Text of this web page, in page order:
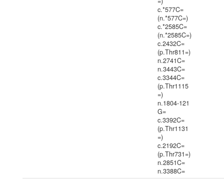
c.*577C=
(n.*577C=)
c.*2585C=
(n.*2585C=)
c.2432C=
(p.Thr811=)
n.2741C=
n.3443C=
c.3344C=
(p.Thr1115
=)
n.1804-121
G=
c.3392C=
(p.Thr1131
=)
c.2192C=
(p.Thr731=)
n.2851C=
n.3388C=